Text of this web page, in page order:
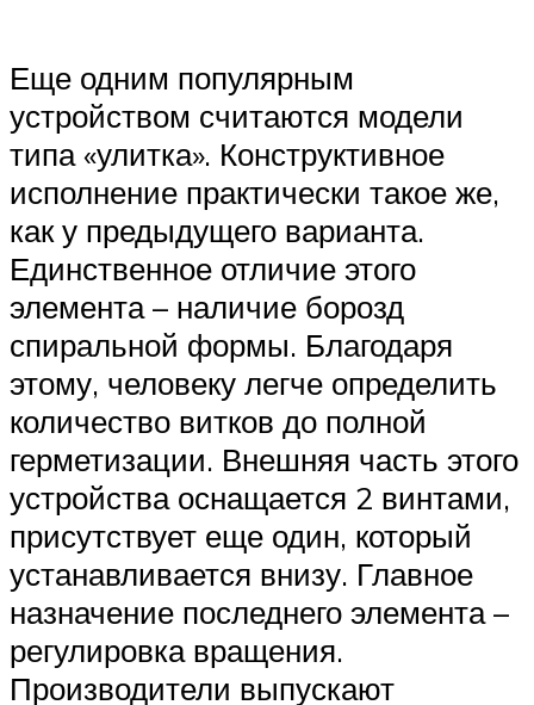
Еще одним популярным
устройством считаются модели
типа «улитка». Конструктивное
исполнение практически такое же,
как у предыдущего варианта.
Единственное отличие этого
элемента – наличие борозд
спиральной формы. Благодаря
этому, человеку легче определить
количество витков до полной
герметизации. Внешняя часть этого
устройства оснащается 2 винтами,
присутствует еще один, который
устанавливается внизу. Главное
назначение последнего элемента –
регулировка вращения.
Производители выпускают